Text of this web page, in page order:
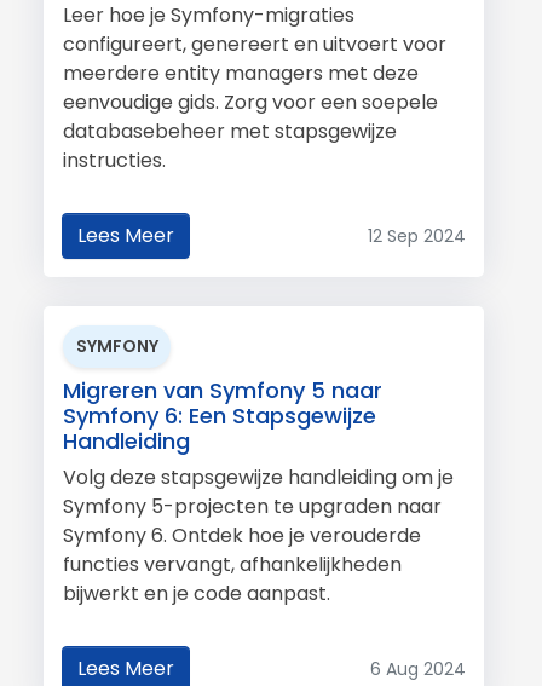
Leer hoe je Symfony-migraties
configureert, genereert en uitvoert voor
meerdere entity managers met deze
eenvoudige gids. Zorg voor een soepele
databasebeheer met stapsgewijze
instructies.
Lees Meer 12 Sep 2024
SYMFONY
Migreren van Symfony 5 naar
Symfony 6: Een Stapsgewijze
Handleiding
Volg deze stapsgewijze handleiding om je
Symfony 5-projecten te upgraden naar
Symfony 6. Ontdek hoe je verouderde
functies vervangt, afhankelijkheden
bijwerkt en je code aanpast.
Lees Meer 6 Aug 2024